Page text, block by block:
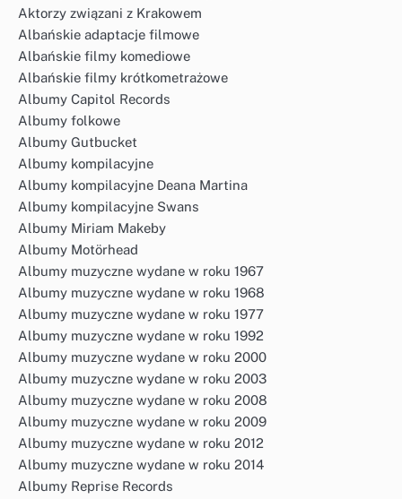
Aktorzy związani z Krakowem
Albańskie adaptacje filmowe
Albańskie filmy komediowe
Albańskie filmy krótkometrażowe
Albumy Capitol Records
Albumy folkowe
Albumy Gutbucket
Albumy kompilacyjne
Albumy kompilacyjne Deana Martina
Albumy kompilacyjne Swans
Albumy Miriam Makeby
Albumy Motörhead
Albumy muzyczne wydane w roku 1967
Albumy muzyczne wydane w roku 1968
Albumy muzyczne wydane w roku 1977
Albumy muzyczne wydane w roku 1992
Albumy muzyczne wydane w roku 2000
Albumy muzyczne wydane w roku 2003
Albumy muzyczne wydane w roku 2008
Albumy muzyczne wydane w roku 2009
Albumy muzyczne wydane w roku 2012
Albumy muzyczne wydane w roku 2014
Albumy Reprise Records